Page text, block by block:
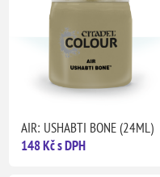
AIR: USHABTI BONE (24ML)
148 Kč s DPH